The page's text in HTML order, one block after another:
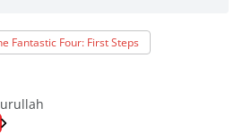
Fantastic Four: First Steps